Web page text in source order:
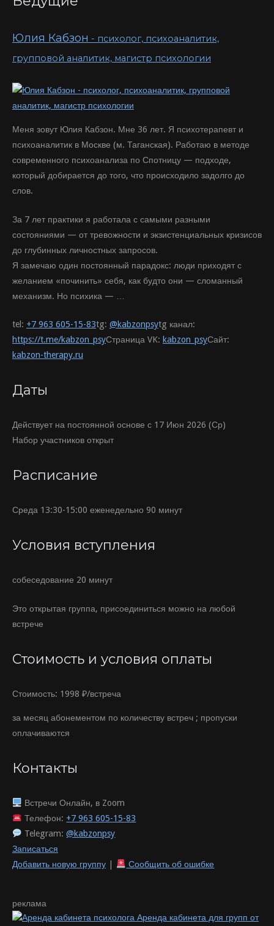
Юлия Кабзон - психолог, психоаналитик,
групповой аналитик, магистр психологии
Меня зовут Юлия Кабзон. Мне 36 лет. Я психотерапевт и
психоаналитик в Москве (м. Таганская). Работаю в методе
современного психоанализа по Спотницу — подходе,
который добирается до того, что происходило задолго до
слов.
За 7 лет практики я работала с самыми разными
состояниями — от тревожности и экзистенциальных кризисов
до глубинных личностных запросов.
Я замечаю один постоянный парадокс: люди приходят с
желанием «починить» себя, как будто они — сломанный
механизм. Но психика — …
tel: +7 963 605-15-83tg: @kabzonpsytg канал:
https://t.me/kabzon_psyСтраница VK: kabzon_psyСайт:
kabzon-therapy.ru
Даты
Действует на постоянной основе с 17 Июн 2026 (Ср)
Набор участников открыт
Расписание
Среда 13:30-15:00 еженедельно 90 минут
Условия вступления
собеседование 20 минут
Это открытая группа, присоединиться можно на любой
встрече
Стоимость и условия оплаты
Стоимость: 1998 ₽/встреча
за месяц абонементом по количеству встреч ; пропуски
оплачиваются
Контакты
Встречи Онлайн, в Zoom
Телефон: +7 963 605-15-83
Telegram:@kabzonpsy
Записаться
Добавить новую группу
Сообщить об ошибке
реклама
Аренда кабинета для групп от